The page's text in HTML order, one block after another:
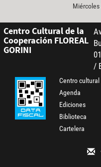
Miércoles
Centro Cultural de la
Cooperación FLOREAL
GORINI
/
Centro cultural
Agenda
Ediciones
Biblioteca
Cartelera